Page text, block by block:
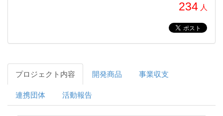
234 人
プロジェクト内容 開発商品 事業収支
連携団体 活動報告